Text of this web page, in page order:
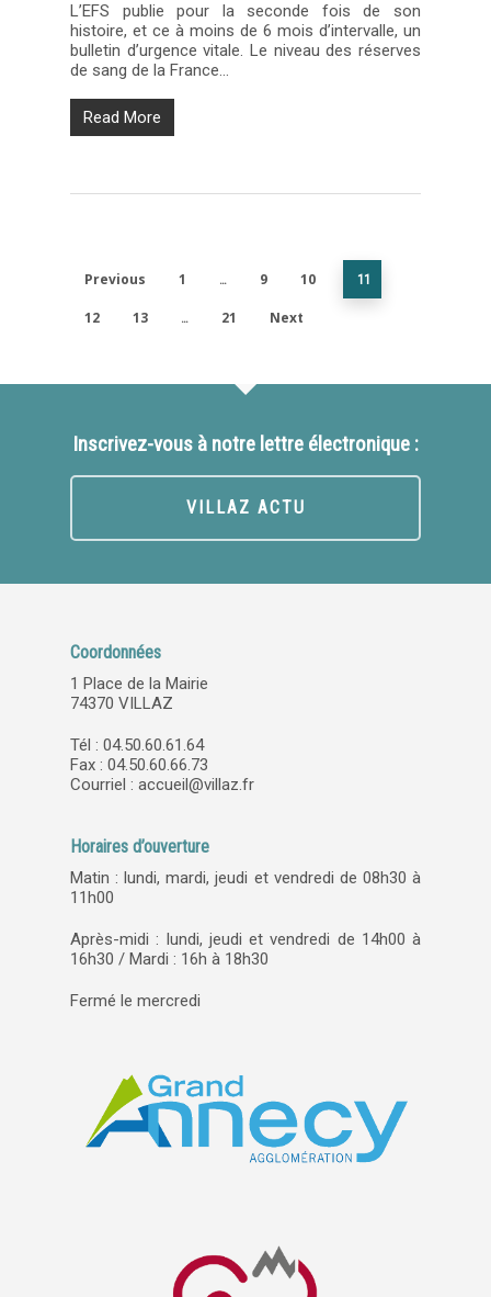
L’EFS publie pour la seconde fois de son
histoire, et ce à moins de 6 mois d’intervalle, un
bulletin d’urgence vitale. Le niveau des réserves
de sang de la France…
Read More
Previous 1 … 9 10 11
12 13 … 21 Next
Inscrivez-vous à notre lettre électronique :
VILLAZ ACTU
Coordonnées
1 Place de la Mairie
74370 VILLAZ
Tél : 04.50.60.61.64
Fax : 04.50.60.66.73
Courriel : accueil@villaz.fr
Horaires d’ouverture
Matin : lundi, mardi, jeudi et vendredi de 08h30 à
11h00
Après-midi : lundi, jeudi et vendredi de 14h00 à
16h30 / Mardi : 16h à 18h30
Fermé le mercredi